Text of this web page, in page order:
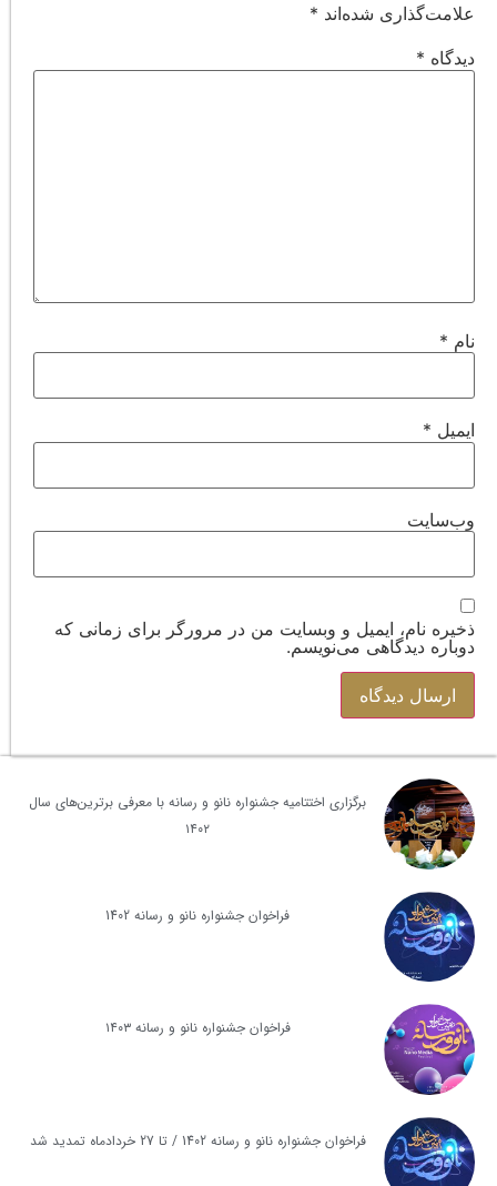
علامت‌گذاری شده‌اند *
دیدگاه *
نام *
ایمیل *
وب‌سایت
ذخیره نام، ایمیل و وبسایت من در مرورگر برای زمانی که
دوباره دیدگاهی می‌نویسم.
برگزاری اختتامیه جشنواره نانو و رسانه با معرفی برترین‌های سال
۱۴۰۲
فراخوان جشنواره نانو و رسانه 1402
فراخوان جشنواره نانو و رسانه ۱۴۰۳
فراخوان جشنواره نانو و رسانه 1402 / تا 27 خردادماه تمدید شد